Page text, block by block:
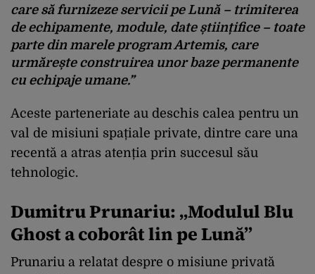
care să furnizeze servicii pe Lună – trimiterea
de echipamente, module, date științifice – toate
parte din marele program Artemis, care
urmărește construirea unor baze permanente
cu echipaje umane.”
Aceste parteneriate au deschis calea pentru un
val de misiuni spațiale private, dintre care una
recentă a atras atenția prin succesul său
tehnologic.
Dumitru Prunariu: „Modulul Blu
Ghost a coborât lin pe Lună”
Prunariu a relatat despre o misiune privată